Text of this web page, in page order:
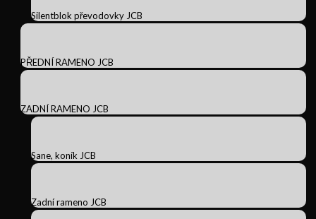
Silentblok převodovky JCB
PŘEDNÍ RAMENO JCB
ZADNÍ RAMENO JCB
Sane, koník JCB
Zadní rameno JCB